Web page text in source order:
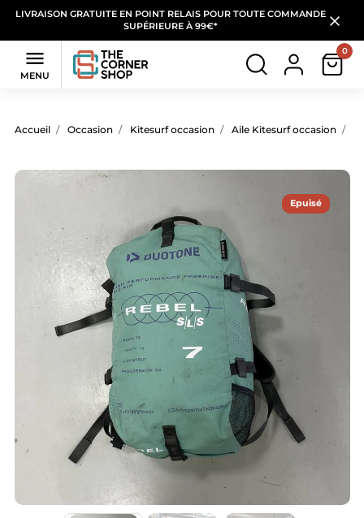
LIVRAISON GRATUITE EN POINT RELAIS POUR TOUTE COMMANDE
SUPÉRIEURE À 99€*

MENU
0
Accueil Occasion Kitesurf occasion Aile Kitesurf occasion
Epuisé